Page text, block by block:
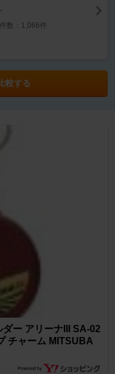
数：1,066件
較する
ー アリーナIII SA-02
チャーム MITSUBA